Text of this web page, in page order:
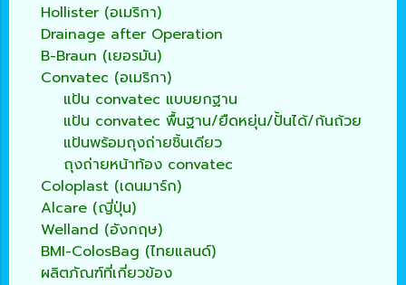
Hollister (อเมริกา)
Drainage after Operation
B-Braun (เยอรมัน)
Convatec (อเมริกา)
แป้น convatec แบบยกฐาน
แป้น convatec พื้นฐาน/ยืดหยุ่น/ปั้นได้/ก้นถ้วย
แป้นพร้อมถุงถ่ายชิ้นเดียว
ถุงถ่ายหน้าท้อง convatec
Coloplast (เดนมาร์ก)
Alcare (ญี่ปุ่น)
Welland (อังกฤษ)
BMI-ColosBag (ไทยแลนด์)
ผลิตภัณฑ์ที่เกี่ยวข้อง